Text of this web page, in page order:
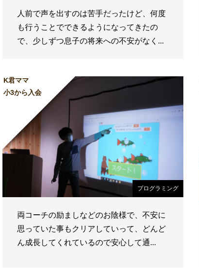
人前で声を出すのは苦手だったけど、何度
も行うことでできるようになってきたの
で、少しずつ息子の将来への不安がなく...
K君ママ
小3から入会
プログラミング
両コーチの励ましなどのお陰様で、不安に
思っていた事もクリアしていって、どんど
ん成長してくれているので安心して通...